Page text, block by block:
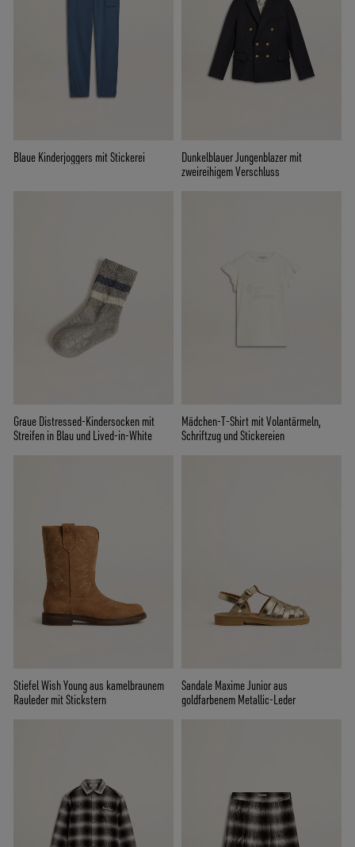
Blaue Kinderjoggers mit Stickerei
Dunkelblauer Jungenblazer mit
zweireihigem Verschluss
Graue Distressed-Kindersocken mit
Streifen in Blau und Lived-in-White
Mädchen-T-Shirt mit Volantärmeln,
Schriftzug und Stickereien
Stiefel Wish Young aus kamelbraunem
Rauleder mit Stickstern
Sandale Maxime Junior aus
goldfarbenem Metallic-Leder